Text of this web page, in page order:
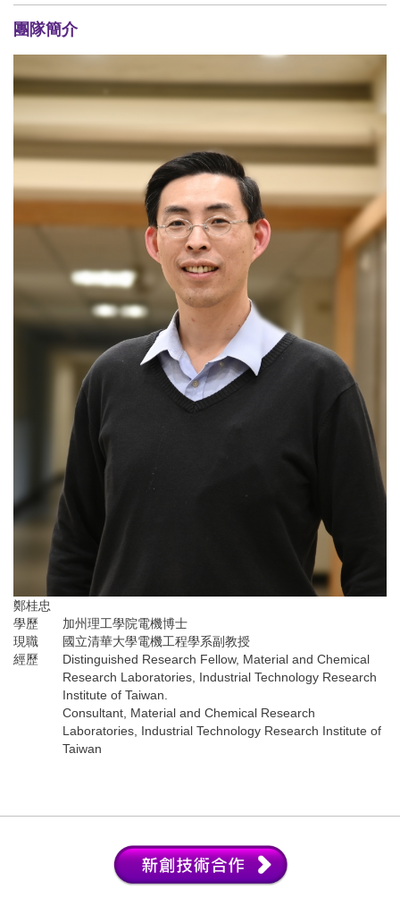
團隊簡介
鄭桂忠
學歷
加州理工學院電機博士
現職
國立清華大學電機工程學系副教授
經歷
Distinguished Research Fellow, Material and Chemical
Research Laboratories, Industrial Technology Research
Institute of Taiwan.
Consultant, Material and Chemical Research
Laboratories, Industrial Technology Research Institute of
Taiwan